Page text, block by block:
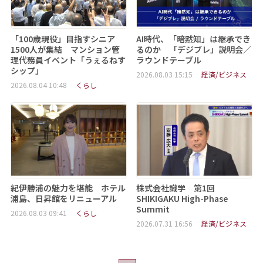
「100歳現役」目指すシニア
1500人が集結 マンション管
理代務員イベント「うぇるねす
シップ」
2026.08.04 10:48 くらし
AI時代、「暗黙知」は継承でき
るのか 「デジブレ」説明会／
ラウンドテーブル
2026.08.03 15:15 経済/ビジネス
紀伊勝浦の魅力を堪能 ホテル
浦島、日昇館をリニューアル
2026.08.03 09:41 くらし
株式会社識学 第1回
SHIKIGAKU High-Phase
Summit
2026.07.31 16:56 経済/ビジネス